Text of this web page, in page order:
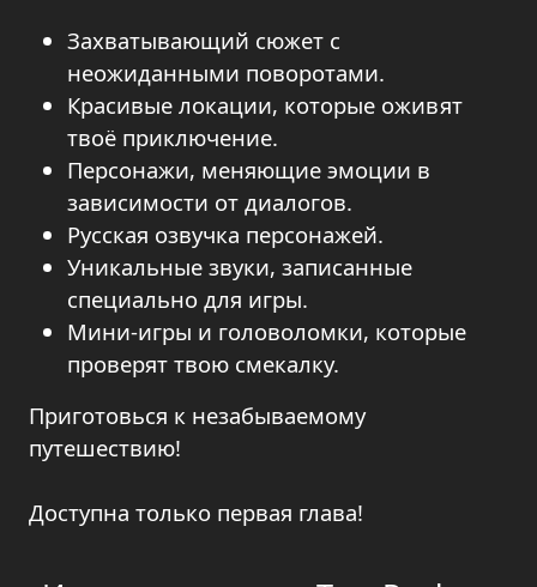
Захватывающий сюжет с
неожиданными поворотами.
Красивые локации, которые оживят
твоё приключение.
Персонажи, меняющие эмоции в
зависимости от диалогов.
Русская озвучка персонажей.
Уникальные звуки, записанные
специально для игры.
Мини-игры и головоломки, которые
проверят твою смекалку.
Приготовься к незабываемому
путешествию!
Доступна только первая глава!